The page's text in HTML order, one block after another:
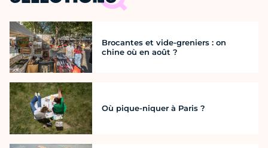
Brocantes et vide-greniers : on
chine où en août ?
Où pique-niquer à Paris ?